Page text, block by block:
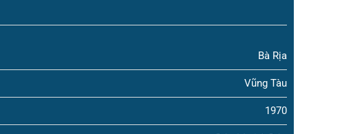
Bà Rịa
Vũng Tàu
1970